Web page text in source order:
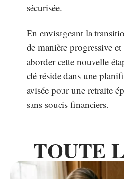
sécurisée.
En envisageant la
de manière progressive
aborder cette nouvelle
clé réside dans une
avisée pour une retraite
sans soucis financiers.
TOUTE